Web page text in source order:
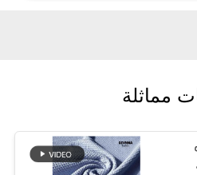
مماثلة